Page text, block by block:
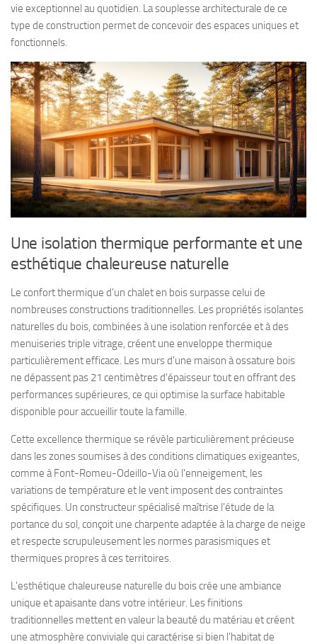
vie exceptionnel au quotidien. La souplesse architecturale de ce
type de construction permet de concevoir des espaces uniques et
fonctionnels.
Une isolation thermique performante et une
esthétique chaleureuse naturelle
Le confort thermique d'un chalet en bois surpasse celui de
nombreuses constructions traditionnelles. Les propriétés isolantes
naturelles du bois, combinées à une isolation renforcée et à des
menuiseries triple vitrage, créent une enveloppe thermique
particulièrement efficace. Les murs d'une maison à ossature bois
ne dépassent pas 21 centimètres d'épaisseur tout en offrant des
performances supérieures, ce qui optimise la surface habitable
disponible pour accueillir toute la famille.
Cette excellence thermique se révèle particulièrement précieuse
dans les zones soumises à des conditions climatiques exigeantes,
comme à Font-Romeu-Odeillo-Via où l'enneigement, les
variations de température et le vent imposent des contraintes
spécifiques. Un constructeur spécialisé maîtrise l'étude de la
portance du sol, conçoit une charpente adaptée à la charge de neige
et respecte scrupuleusement les normes parasismiques et
thermiques propres à ces territoires.
L'esthétique chaleureuse naturelle du bois crée une ambiance
unique et apaisante dans votre intérieur. Les finitions
traditionnelles mettent en valeur la beauté du matériau et créent
une atmosphère conviviale qui caractérise si bien l'habitat de